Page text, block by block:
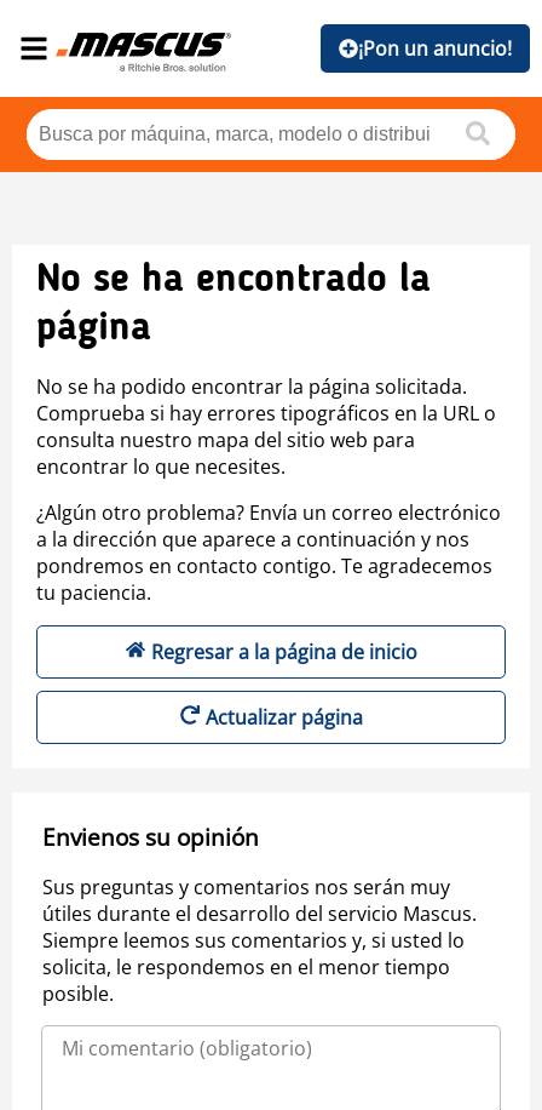
¡Pon un anuncio!
No se ha encontrado la
página
No se ha podido encontrar la página solicitada.
Comprueba si hay errores tipográficos en la URL o
consulta nuestro mapa del sitio web para
encontrar lo que necesites.
¿Algún otro problema? Envía un correo electrónico
a la dirección que aparece a continuación y nos
pondremos en contacto contigo. Te agradecemos
tu paciencia.
Regresar a la página de inicio
Actualizar página
Envienos su opinión
Sus preguntas y comentarios nos serán muy
útiles durante el desarrollo del servicio Mascus.
Siempre leemos sus comentarios y, si usted lo
solicita, le respondemos en el menor tiempo
posible.